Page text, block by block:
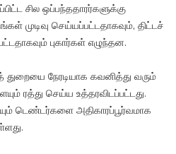
சில ஒப்பந்ததாரர்களுக்கு
முடிவு செய்யப்பட்டதாகவும், திட்டச்
புகார்கள் எழுந்தன.
துறையை நேரடியாக கவனித்து வரும்
ரத்து செய்ய உத்தரவிடப்பட்டது.
டெண்டர்களை அதிகாரப்பூர்வமாக